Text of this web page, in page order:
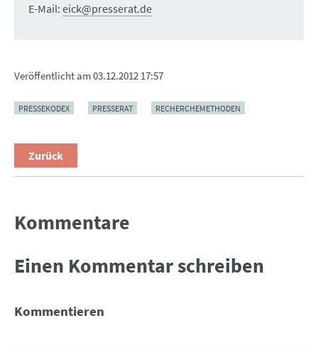
E-Mail: eick@presserat.de
Veröffentlicht am03.12.2012 17:57
PRESSEKODEX PRESSERAT RECHERCHEMETHODEN
Zurück
Kommentare
Einen Kommentar schreiben
Kommentieren